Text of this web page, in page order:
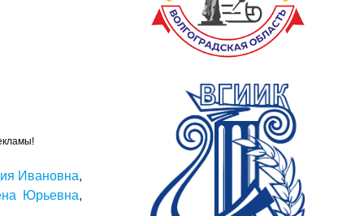
Ивановна,
Юрьевна,